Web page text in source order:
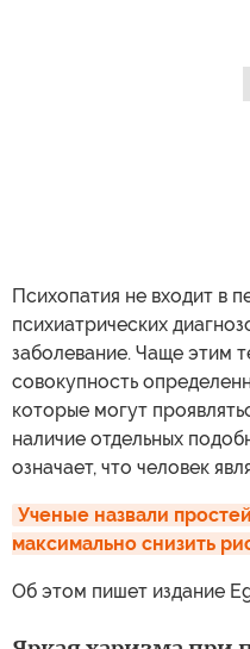
Психопатия не входит в
психиатрических
заболевание. Чаще этим
совокупность
которые могут
наличие отдельных
означает, что человек
Ученые назвали
максимально снизить
Об этом пишет издание